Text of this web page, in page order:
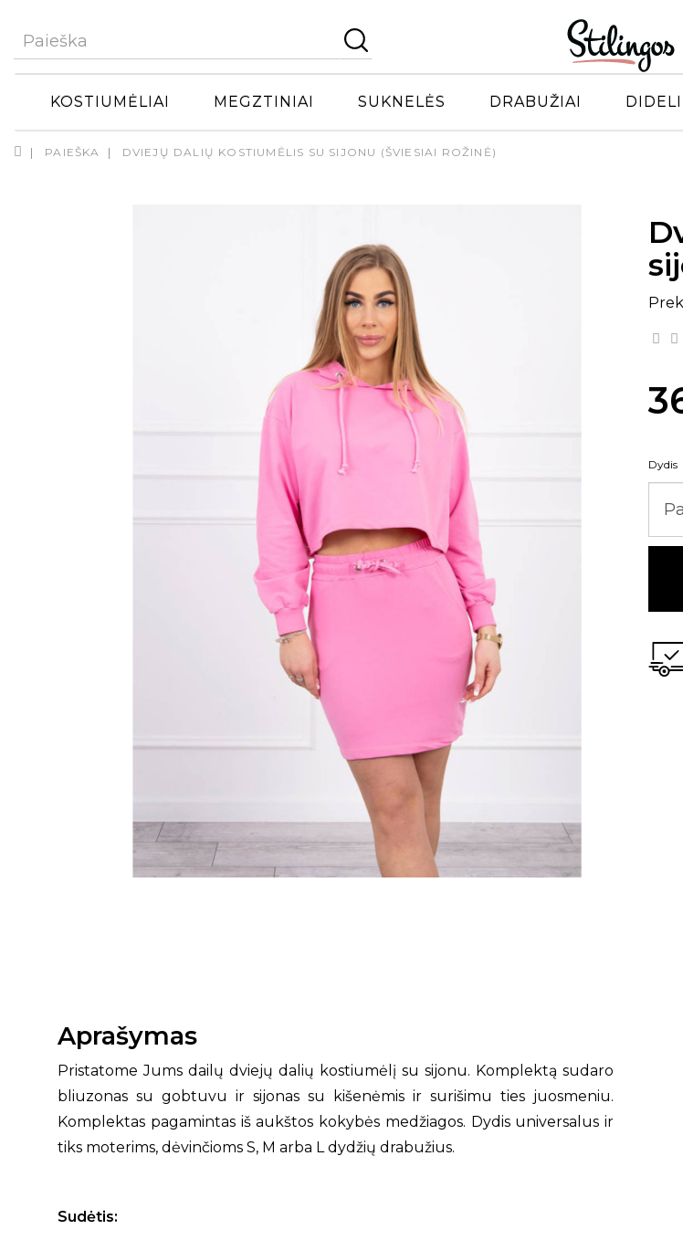
KOSTIUMĖLIAI MEGZTINIAI SUKNELĖS DRABUŽIAI
PAIEŠKA DVIEJŲ DALIŲ KOSTIUMĖLIS SU SIJONU (ŠVIESIAI ROŽINĖ)
Dydis
Aprašymas
Pristatome Jums dailų dviejų dalių kostiumėlį su sijonu. Komplektą sudaro
bliuzonas su gobtuvu ir sijonas su kišenėmis ir surišimu ties juosmeniu.
Komplektas pagamintas iš aukštos kokybės medžiagos. Dydis universalus ir
tiks moterims, dėvinčioms S, M arba L dydžių drabužius.
Sudėtis: